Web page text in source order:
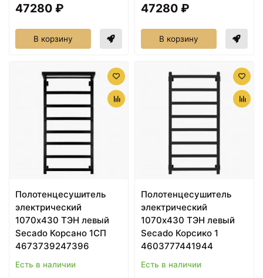
47280 ₽
В корзину
47280 ₽
В корзину
Полотенцесушитель
электрический
1070х430 ТЭН левый
Secado Корсано 1СП
4673739247396
Есть в наличии
Полотенцесушитель
электрический
1070х430 ТЭН левый
Secado Корсико 1
4603777441944
Есть в наличии